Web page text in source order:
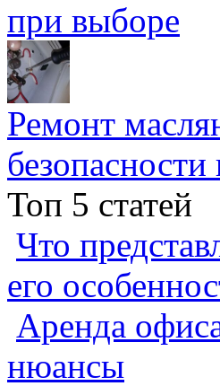
при выборе
Ремонт
Топ 5 статей
Что
его
Аренда
нюансы